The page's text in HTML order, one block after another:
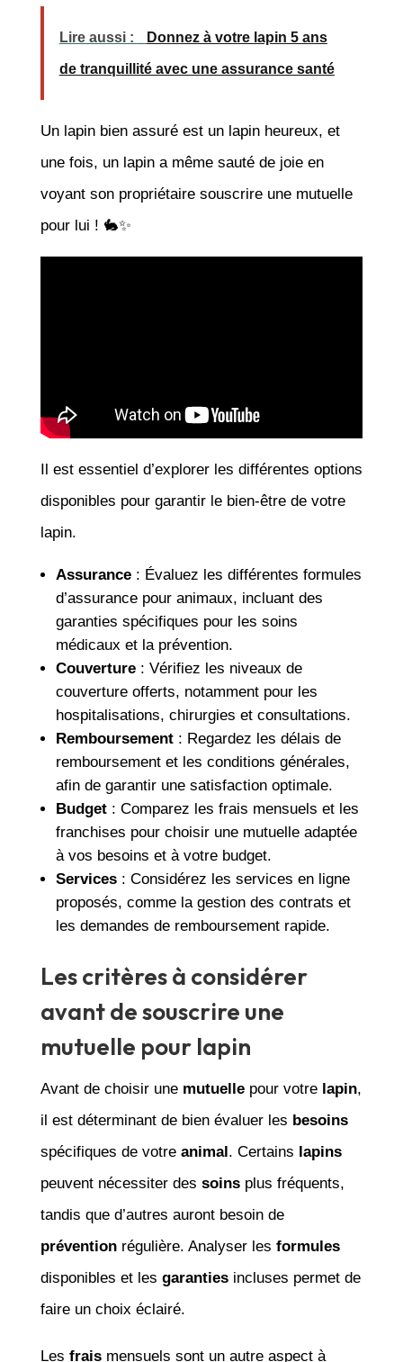
Lire aussi : Donnez à votre lapin 5 ans
de tranquillité avec une assurance santé
Un lapin bien assuré est un lapin heureux, et
une fois, un lapin a même sauté de joie en
voyant son propriétaire souscrire une mutuelle
pour lui ! 🐇✨
Il est essentiel d’explorer les différentes options
disponibles pour garantir le bien-être de votre
lapin.
Assurance: Évaluez les différentes formules
d’assurance pour animaux, incluant des
garanties spécifiques pour les soins
médicaux et la prévention.
Couverture: Vérifiez les niveaux de
couverture offerts, notamment pour les
hospitalisations, chirurgies et consultations.
Remboursement: Regardez les délais de
remboursement et les conditions générales,
afin de garantir une satisfaction optimale.
Budget: Comparez les frais mensuels et les
franchises pour choisir une mutuelle adaptée
à vos besoins et à votre budget.
Services: Considérez les services en ligne
proposés, comme la gestion des contrats et
les demandes de remboursement rapide.
Les critères à considérer
avant de souscrire une
mutuelle pour lapin
Avant de choisir une mutuellepour votre lapin,
il est déterminant de bien évaluer les besoins
spécifiques de votre animal. Certains lapins
peuvent nécessiter des soinsplus fréquents,
tandis que d’autres auront besoin de
préventionrégulière. Analyser les formules
disponibles et les garantiesincluses permet de
faire un choix éclairé.
Les fraismensuels sont un autre aspect à